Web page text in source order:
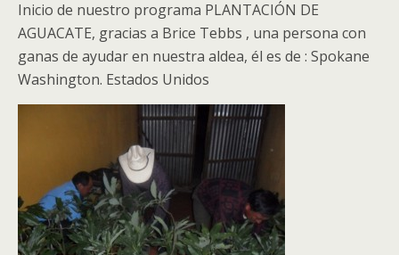
Inicio de nuestro programa PLANTACIÓN DE
AGUACATE, gracias a Brice Tebbs , una persona con
ganas de ayudar en nuestra aldea, él es de : Spokane
Washington. Estados Unidos